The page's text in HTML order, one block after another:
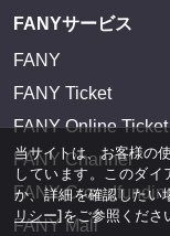
FANYサービス
FANY
FANY Ticket
FANY Online Ticket
FANY Channel
FANY
FANY Mall
当サイトは、お客様の
しています。このダ
か、詳細を確認したい
リシー]をご参照くださ